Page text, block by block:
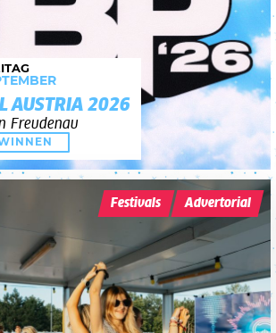
AUSTRIA 2026
Freudenau
Festivals Advertorial